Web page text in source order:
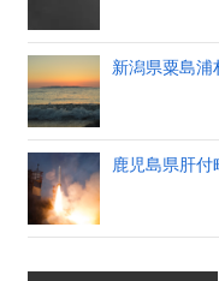
新潟県粟島浦
鹿児島県肝付